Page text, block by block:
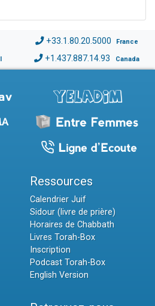
+33.1.80.20.5000 France
+1.437.887.14.93 Canada
Ressources
Calendrier Juif
Sidour (livre de prière)
Horaires de Chabbath
Livres Torah-Box
Inscription
Podcast Torah-Box
English Version